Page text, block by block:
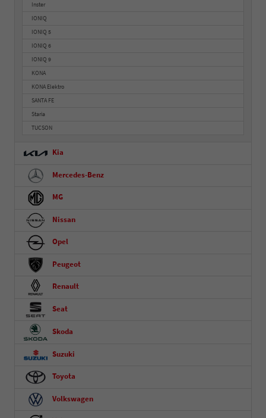
Inster
IONIQ
IONIQ 5
IONIQ 6
IONIQ 9
KONA
KONA Elektro
SANTA FE
Staria
TUCSON
Kia
Mercedes-Benz
MG
Nissan
Opel
Peugeot
Renault
Seat
Skoda
Suzuki
Toyota
Volkswagen